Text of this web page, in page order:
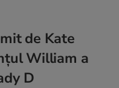
de Kate
William a
D